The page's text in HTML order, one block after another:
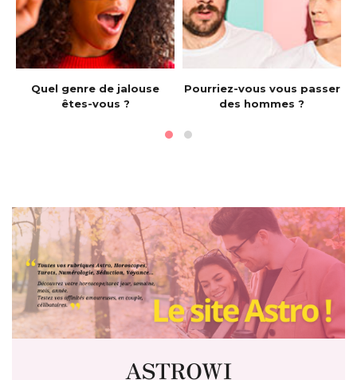
Quel genre de jalouse
êtes-vous ?
Pourriez-vous vous passer
des hommes ?
ASTROWI